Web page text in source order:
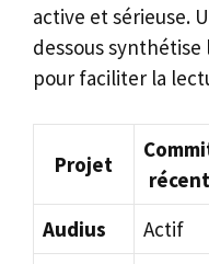
active et sérieuse.
dessous
pour faciliter la
Projet
Audius
Actif